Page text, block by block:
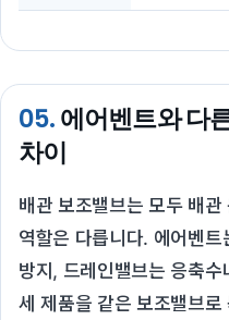
05.에어벤트와 다
차이
배관 보조밸브는 모두 배
역할은 다릅니다. 에어벤
방지, 드레인밸브는 응축
세 제품을 같은 보조밸브